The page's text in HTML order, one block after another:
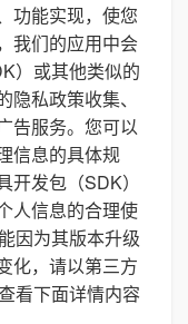
功能实现，使您
我们的应用中会
）或其他类似的
私政策收集、
告服务。您可以
信息的具体规
发包（SDK）
人信息的合理使
因为其版本升级
化，请以第三方
看下面详情内容